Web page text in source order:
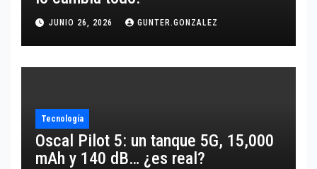
JUNIO 26, 2026 GUNTER.GONZALEZ
Tecnología
Oscal Pilot 5: un tanque 5G, 15,000
mAh y 140 dB… ¿es real?